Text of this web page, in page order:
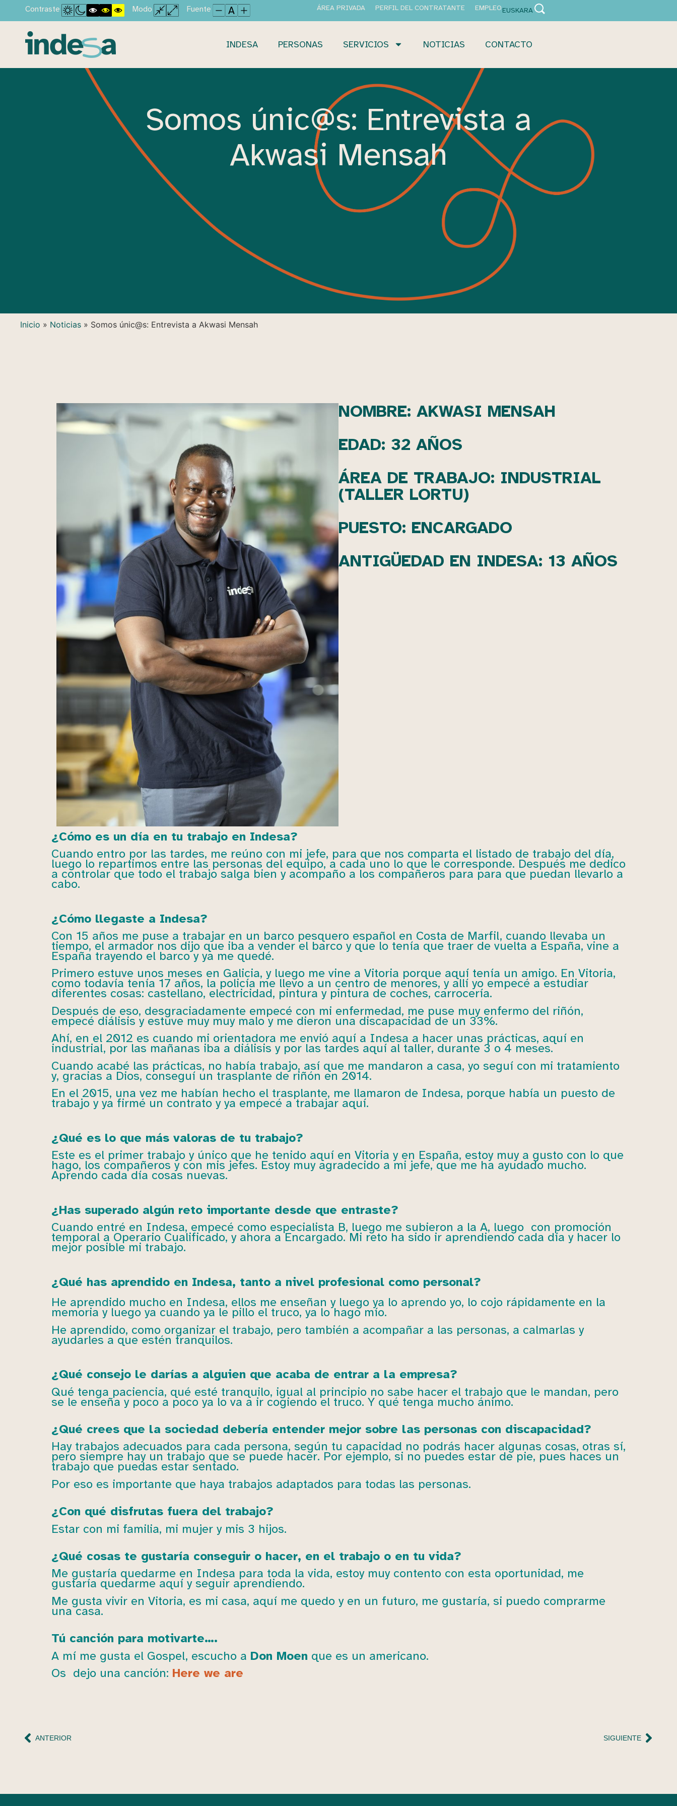
Contraste Modo Fuente ÁREA PRIVADA PERFIL DEL CONTRATANTE EMPLEOEUSKARA
INDESA PERSONAS SERVICIOS NOTICIAS CONTACTO
Somos únic@s: Entrevista a
Akwasi Mensah
Inicio » Noticias » Somos únic@s: Entrevista a Akwasi Mensah
NOMBRE: AKWASI MENSAH
EDAD: 32 AÑOS
ÁREA DE TRABAJO: INDUSTRIAL
(TALLER LORTU)
PUESTO: ENCARGADO
ANTIGÜEDAD EN INDESA: 13 AÑOS
¿Cómo es un día en tu trabajo en Indesa?
Cuando entro por las tardes, me reúno con mi jefe, para que nos comparta el listado de trabajo del día,
luego lo repartimos entre las personas del equipo, a cada uno lo que le corresponde. Después me dedico
a controlar que todo el trabajo salga bien y acompaño a los compañeros para para que puedan llevarlo a
cabo.
¿Cómo llegaste a Indesa?
Con 15 años me puse a trabajar en un barco pesquero español en Costa de Marfil, cuando llevaba un
tiempo, el armador nos dijo que iba a vender el barco y que lo tenía que traer de vuelta a España, vine a
España trayendo el barco y ya me quedé.
Primero estuve unos meses en Galicia, y luego me vine a Vitoria porque aquí tenía un amigo. En Vitoria,
como todavía tenía 17 años, la policía me llevo a un centro de menores, y allí yo empecé a estudiar
diferentes cosas: castellano, electricidad, pintura y pintura de coches, carrocería.
Después de eso, desgraciadamente empecé con mi enfermedad, me puse muy enfermo del riñón,
empecé diálisis y estuve muy muy malo y me dieron una discapacidad de un 33%.
Ahí, en el 2012 es cuando mi orientadora me envió aquí a Indesa a hacer unas prácticas, aquí en
industrial, por las mañanas iba a diálisis y por las tardes aquí al taller, durante 3 o 4 meses.
Cuando acabé las prácticas, no había trabajo, así que me mandaron a casa, yo seguí con mi tratamiento
y, gracias a Dios, conseguí un trasplante de riñón en 2014.
En el 2015, una vez me habían hecho el trasplante, me llamaron de Indesa, porque había un puesto de
trabajo y ya firmé un contrato y ya empecé a trabajar aquí.
¿Qué es lo que más valoras de tu trabajo?
Este es el primer trabajo y único que he tenido aquí en Vitoria y en España, estoy muy a gusto con lo que
hago, los compañeros y con mis jefes. Estoy muy agradecido a mi jefe, que me ha ayudado mucho.
Aprendo cada día cosas nuevas.
¿Has superado algún reto importante desde que entraste?
Cuando entré en Indesa, empecé como especialista B, luego me subieron a la A, luego con promoción
temporal a Operario Cualificado, y ahora a Encargado. Mi reto ha sido ir aprendiendo cada día y hacer lo
mejor posible mi trabajo.
¿Qué has aprendido en Indesa, tanto a nivel profesional como personal?
He aprendido mucho en Indesa, ellos me enseñan y luego ya lo aprendo yo, lo cojo rápidamente en la
memoria y luego ya cuando ya le pillo el truco, ya lo hago mío.
He aprendido, como organizar el trabajo, pero también a acompañar a las personas, a calmarlas y
ayudarles a que estén tranquilos.
¿Qué consejo le darías a alguien que acaba de entrar a la empresa?
Qué tenga paciencia, qué esté tranquilo, igual al principio no sabe hacer el trabajo que le mandan, pero
se le enseña y poco a poco ya lo va a ir cogiendo el truco. Y qué tenga mucho ánimo.
¿Qué crees que la sociedad debería entender mejor sobre las personas con discapacidad?
Hay trabajos adecuados para cada persona, según tu capacidad no podrás hacer algunas cosas, otras sí,
pero siempre hay un trabajo que se puede hacer. Por ejemplo, si no puedes estar de pie, pues haces un
trabajo que puedas estar sentado.
Por eso es importante que haya trabajos adaptados para todas las personas.
¿Con qué disfrutas fuera del trabajo?
Estar con mi familia, mi mujer y mis 3 hijos.
¿Qué cosas te gustaría conseguir o hacer, en el trabajo o en tu vida?
Me gustaría quedarme en Indesa para toda la vida, estoy muy contento con esta oportunidad, me
gustaría quedarme aquí y seguir aprendiendo.
Me gusta vivir en Vitoria, es mi casa, aquí me quedo y en un futuro, me gustaría, si puedo comprarme
una casa.
Tú canción para motivarte….
A mí me gusta el Gospel, escucho a Don Moen que es un americano.
Os dejo una canción: Here we are
ANTERIOR SIGUIENTE